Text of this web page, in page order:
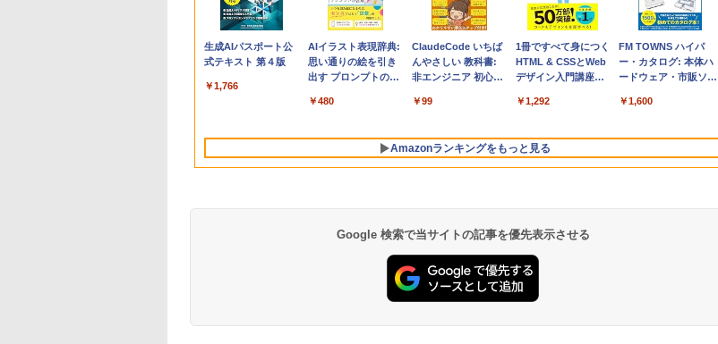
Apple 2026
MacBook Neo A18
ンチノートブック：
設計、Liquid Retina
ユニファイドメモ
tomtoc 360°保護
15.6 16インチ パソコ
ンケース Dell NEC
dynabook Lenovo
￥2,952
Apple 2026
MacBook Air M5チ
ップ搭載13インチノ
Apple Intelligence、
Retinaディスプレ
イ、16GBユニファイ
ドメモリ、1TB SSD
ド、Touch ID - シル
バー
￥261,414
【Amazon.co.jp限
定】 HP ノートパソ
コン 15-fd 15.6イン
512GB SSD インテ
￥129,800
FMV ノートパソコン
WE1-K3 (MS 365
Personal/Copilotキー
型/Core i5/16GB/SSD
FMVWK3E15W_AZ
￥139,880
Robloxギフトカード
- 800 Robux 【限定
を含む】 【オンライ
インコード版
Robloxギフトカード
- 1000 Robux 【限定
バーチャルアイテム
ンゲームコード】 ロ
ンコード版
￥1,600
Microsoft Office
Home & Business
2024(最新 永続版)|オ
版|Windows11、
￥39,582
Robloxギフトカード
- 2,000 Robux 【限
定バーチャルアイテ
インゲームコード】
ラインコード版
￥3,200
Windows版 |
Minecraft (マインクラ
フト): Java & Bedrock
ード版
￥3,600
生成AIパスポート公
式テキスト 第４版
￥1,766
AIイラスト表現辞典:
思い通りの絵を引き
出す プロンプトの言
ズ (はぴーイラスト
￥480
ClaudeCode いちば
んやさしい 教科書:
非エンジニア 初心者
マニュアル AI副業に
もKindle出版にも！
非エンジニアのため
のAIコーディング入
￥99
1冊ですべて身につく
HTML & CSSとWeb
デザイン入門講座
￥1,292
FM TOWNS ハイパ
ー・カタログ: 本体ハ
ードウェア・市販ソフ
トリストと最新エミュ
￥1,600
Amazonランキングをもっと見る
Google 検索で当サイトの記事を優先表示させる